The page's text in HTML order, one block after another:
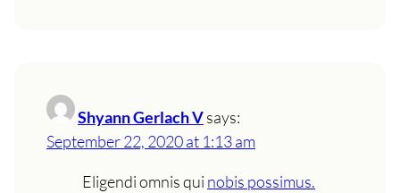
Shyann Gerlach Vsays:
September 22, 2020 at 1:13 am
Eligendi omnis qui nobis possimus.